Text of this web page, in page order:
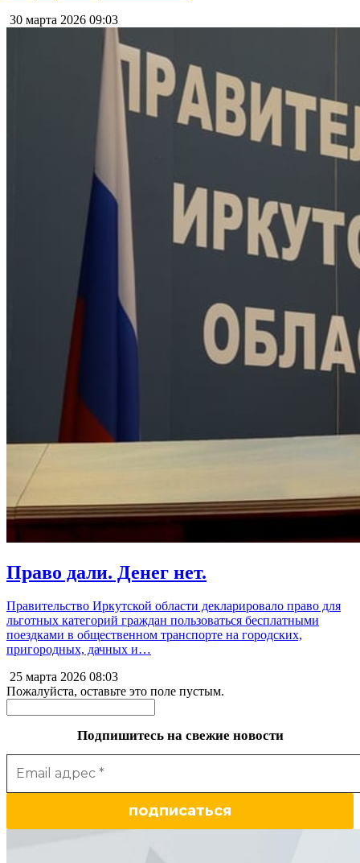
30 марта 2026 09:03
Право дали. Денег нет.
Правительство Иркутской области декларировало право для
льготных категорий граждан пользоваться бесплатными
поездками в общественном транспорте на городских,
пригородных, дачных и…
25 марта 2026 08:03
Пожалуйста, оставьте это поле пустым.
Подпишитесь на свежие новости